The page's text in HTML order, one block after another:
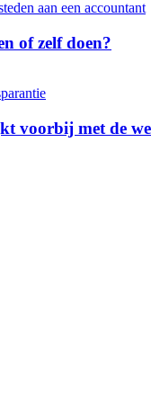
of zelf doen?
voorbij met de